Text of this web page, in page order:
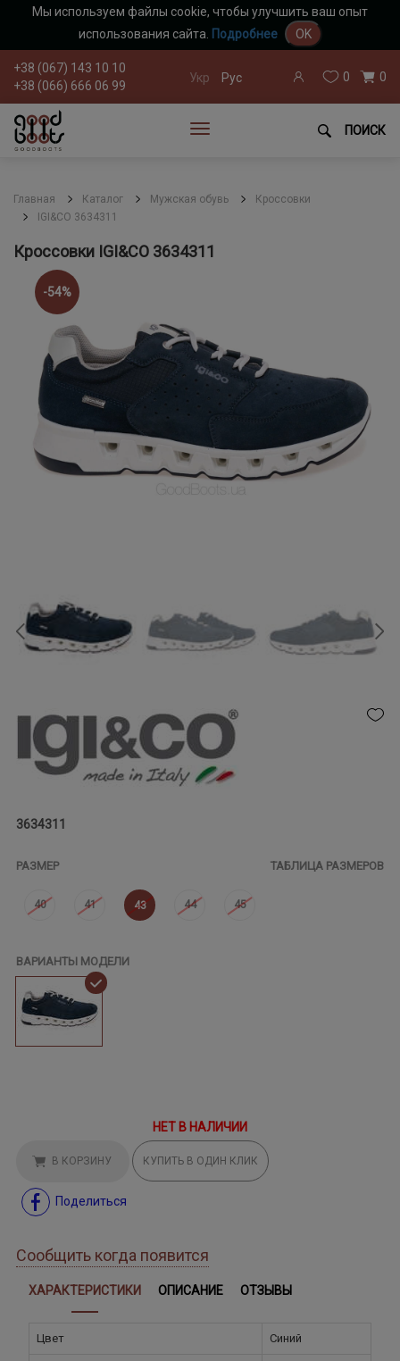
Мы используем файлы cookie, чтобы улучшить ваш опыт
использования сайта. Подробнее OK
+38 (067) 143 10 10
+38 (066) 666 06 99
Укр Рус 0 0
ПОИСК
Главная Каталог Мужская обувь
Кроссовки
IGI&CO 3634311
Кроссовки IGI&CO 3634311
-54%
3634311
РАЗМЕР ТАБЛИЦА РАЗМЕРОВ
40 41 43 44 45
ВАРИАНТЫ МОДЕЛИ
НЕТ В НАЛИЧИИ
В КОРЗИНУ КУПИТЬ В ОДИН КЛИК
Поделиться
Сообщить когда появится
ХАРАКТЕРИСТИКИ ОПИСАНИЕ ОТЗЫВЫ
Цвет Синий